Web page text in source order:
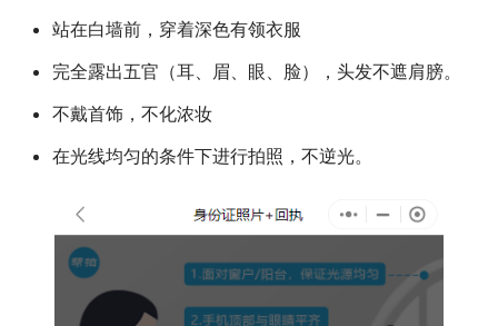
站在白墙前，穿着深色有领衣服
完全露出五官（耳、眉、眼、脸），头发不遮肩膀。
不戴首饰，不化浓妆
在光线均匀的条件下进行拍照，不逆光。